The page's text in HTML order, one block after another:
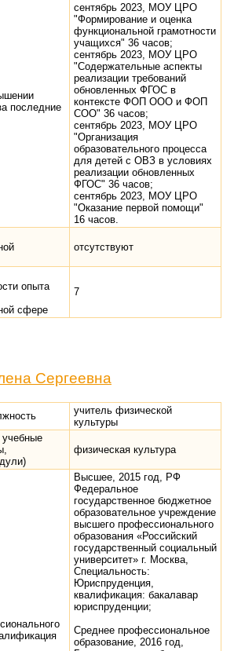
последние
сентябрь 2023, МОУ ЦРО
"Формирование и оценка
функциональной грамотности
учащихся" 36 часов;
сентябрь 2023, МОУ ЦРО
"Содержательные аспекты
реализации требований
обновленных ФГОС в
контексте ФОП ООО и ФОП
СОО" 36 часов;
сентябрь 2023, МОУ ЦРО
"Организация
образовательного процесса
для детей с ОВЗ в условиях
реализации обновленных
ФГОС" 36 часов;
сентябрь 2023, МОУ ЦРО
"Оказание первой помощи"
16 часов.
отсутствуют
опыта
сфере
7
Сергеевна
учитель физической
культуры
физическая культура
Высшее, 2015 год, РФ
Федеральное
государственное бюджетное
образовательное учреждение
высшего профессионального
образования «Российский
государственный социальный
университет» г. Москва,
Специальность:
Юриспруденция,
квалификация: бакалавар
юриспруденции;
Среднее профессиональное
образование, 2016 год,